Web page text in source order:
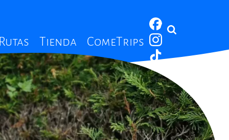
Tienda ComeTrips